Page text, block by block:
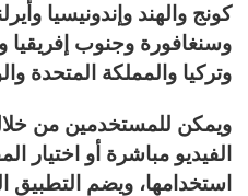
كونج والهند وإندونيسيا
وسنغافورة وجنوب إفريقيا
وتركيا والمملكة المتحدة
ويمكن للمستخدمين من
الفيديو مباشرة أو اختيار
استخدامها، ويضم التطبيق